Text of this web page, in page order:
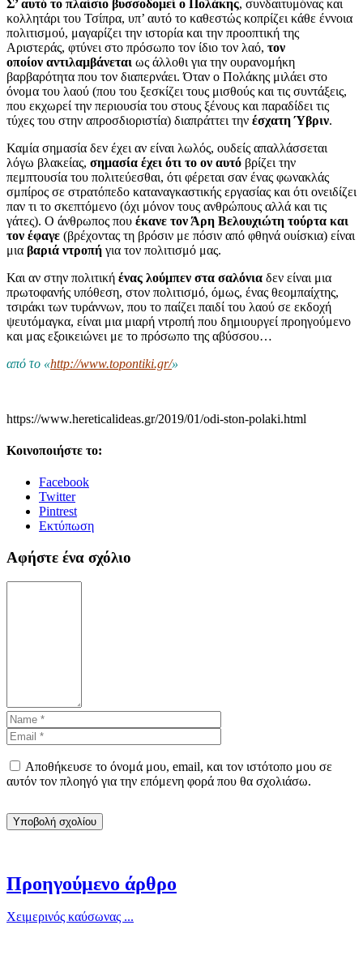
Σ’ αυτό το πλαίσιο βυσσοδομεί ο Πολάκης, συνδαιτυμόνας και
κολλητάρι του Τσίπρα, υπ’ αυτό το καθεστώς κοπρίζει κάθε έννοια
πολιτισμού, μαγαρίζει την ιστορία και την προοπτική της
Αριστεράς, φτύνει στο πρόσωπο τον ίδιο τον λαό, τον
οποίον αντιλαμβάνεται ως άλλοθι για την ουρανομήκη
βαρβαρότητα που τον διαπερνάει. Όταν ο Πολάκης μιλάει στο
όνομα του λαού (που του ξεσκίζει τους μισθούς και τις συντάξεις,
που εκχωρεί την περιουσία του στους ξένους και παραδίδει τις
τύχες του στην απροσδιοριστία) διαπράττει την έσχατη Ύβριν.
Καμία σημασία δεν έχει αν είναι λωλός, ουδείς απαλλάσσεται
λόγω βλακείας, σημασία έχει ότι το ον αυτό βρίζει την
πεμπτουσία του πολιτεύεσθαι, ότι φέρεται σαν ένας φωνακλάς
σμπίρος σε στρατόπεδο καταναγκαστικής εργασίας και ότι ονειδίζει
παν τι το σκεπτόμενο (όχι μόνον τους ανθρώπους αλλά και τις
γάτες). Ο άνθρωπος που έκανε τον Άρη Βελουχιώτη τούρτα και
τον έφαγε (βρέχοντας τη βρόσιν με πόσιν από φθηνά ουίσκια) είναι
μια βαριά ντροπή για τον πολιτισμό μας.
Και αν στην πολιτική ένας λούμπεν στα σαλόνια δεν είναι μια
πρωτοφανής υπόθεση, στον πολιτισμό, όμως, ένας θεομπαίχτης,
τσιράκι των τυράννων, που το παίζει παιδί του λαού σε εκδοχή
ψευτόμαγκα, είναι μια μιαρή ντροπή που δημιουργεί προηγούμενο
και μας εξοικειώνει με το πρόσωπο της αβύσσου…
από το «http://www.topontiki.gr/»
https://www.hereticalideas.gr/2019/01/odi-ston-polaki.html
Κοινοποιήστε το:
Facebook
Twitter
Pintrest
Εκτύπωση
Αφήστε ένα σχόλιο
Αποθήκευσε το όνομά μου, email, και τον ιστότοπο μου σε
αυτόν τον πλοηγό για την επόμενη φορά που θα σχολιάσω.
Προηγούμενο άρθρο
Χειμερινός καύσωνας ...